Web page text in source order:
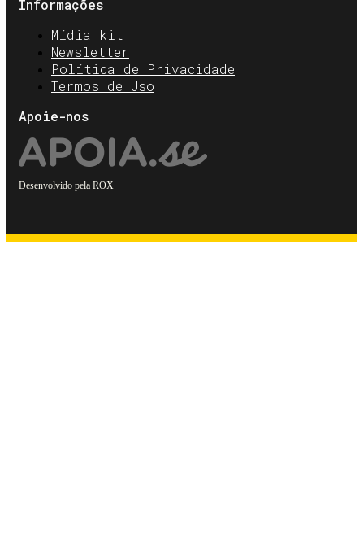
Informações
Mídia kit
Newsletter
Política de Privacidade
Termos de Uso
Apoie-nos
Desenvolvido pela ROX